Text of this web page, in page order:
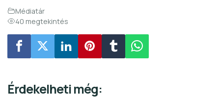
Médiatár
40 megtekintés
Érdekelheti még: